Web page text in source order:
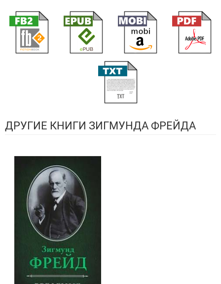
ДРУГИЕ КНИГИ ЗИГМУНДА ФРЕЙДА